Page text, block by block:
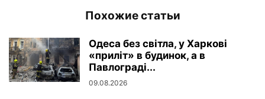
Похожие статьи
Одеса без світла, у Харкові
«приліт» в будинок, а в
Павлограді...
09.08.2026